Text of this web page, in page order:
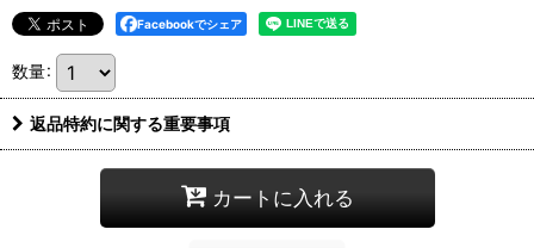
Facebookでシェア
数量:
返品特約に関する重要事項
カートに入れる